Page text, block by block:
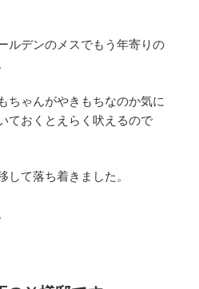
ルデンのメスでもう年寄りの
ちゃんがやきもちなのか気に
ておくとえらく吠えるので
して落ち着きました。